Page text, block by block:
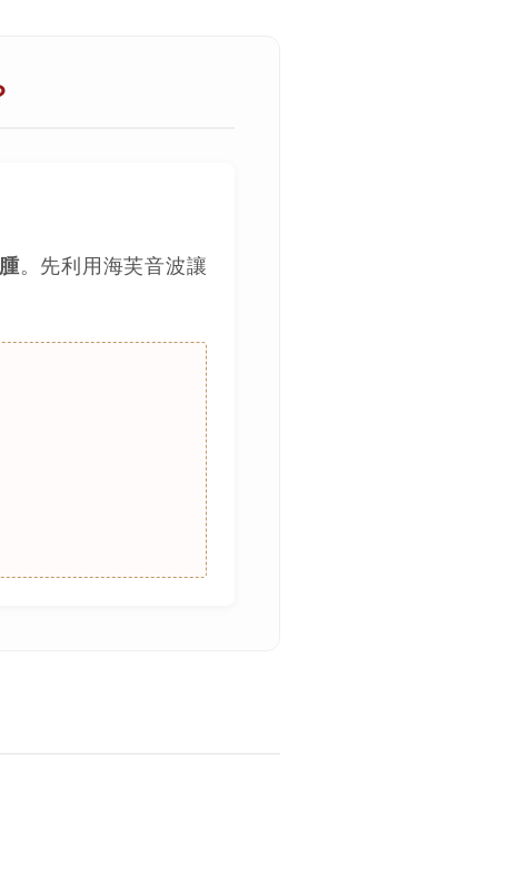
。先利用海芙音波讓